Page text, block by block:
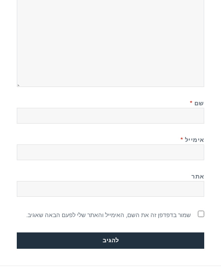
שם *
אימייל *
אתר
שמור בדפדפן זה את השם, האימייל והאתר שלי לפעם הבאה שאגיב.